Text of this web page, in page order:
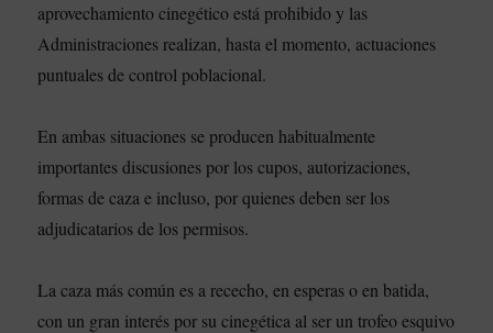
aprovechamiento cinegético está prohibido y las
Administraciones realizan, hasta el momento, actuaciones
puntuales de control poblacional.
En ambas situaciones se producen habitualmente
importantes discusiones por los cupos, autorizaciones,
formas de caza e incluso, por quienes deben ser los
adjudicatarios de los permisos.
La caza más común es a rececho, en esperas o en batida,
con un gran interés por su cinegética al ser un trofeo esquivo